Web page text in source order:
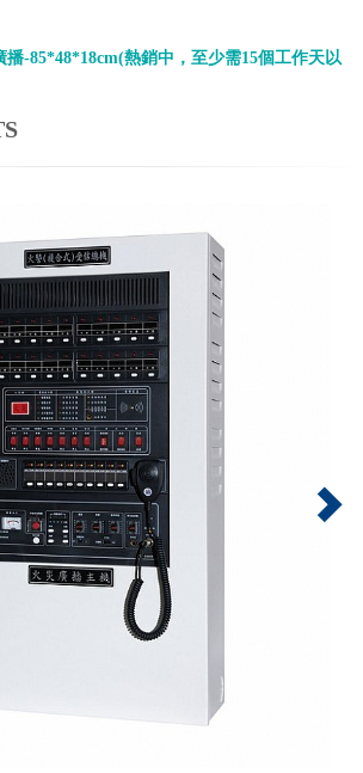
-85*48*18cm(熱銷中，至少需15個工作天以